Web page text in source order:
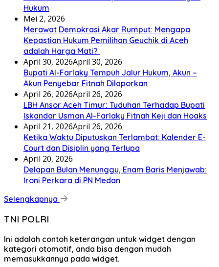
Hukum
Mei 2, 2026
Merawat Demokrasi Akar Rumput: Mengapa
Kepastian Hukum Pemilihan Geuchik di Aceh
adalah Harga Mati? ‎
April 30, 2026April 30, 2026
Bupati Al-Farlaky Tempuh Jalur Hukum, Akun –
Akun Penyebar Fitnah Dilaporkan
April 26, 2026April 26, 2026
LBH Ansor Aceh Timur: Tuduhan Terhadap Bupati
Iskandar Usman Al-Farlaky Fitnah Keji dan Hoaks
April 21, 2026April 26, 2026
Ketika Waktu Diputuskan Terlambat: Kalender E-
Court dan Disiplin yang Terlupa
April 20, 2026
Delapan Bulan Menunggu, Enam Baris Menjawab:
Ironi Perkara di PN Medan
Selengkapnya
TNI POLRI
Ini adalah contoh keterangan untuk widget dengan
kategori otomotif, anda bisa dengan mudah
memasukkannya pada widget.